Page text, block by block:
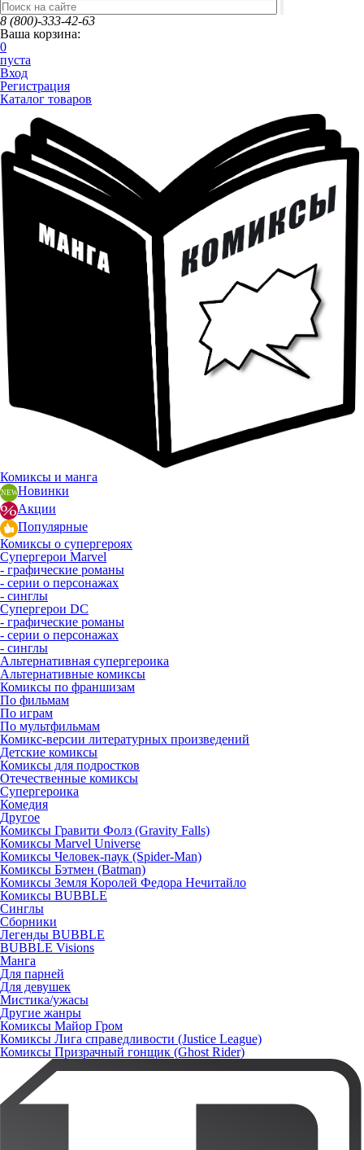
8 (800)-333-42-63
Ваша корзина:
0
пуста
Вход
Регистрация
Каталог товаров
Комиксы и манга
Новинки
Акции
Популярные
Комиксы о супергероях
Супергерои Marvel
- графические романы
- серии о персонажах
- синглы
Супергерои DC
- графические романы
- серии о персонажах
- синглы
Альтернативная супергероика
Альтернативные комиксы
Комиксы по франшизам
По фильмам
По играм
По мультфильмам
Комикс-версии литературных произведений
Детские комиксы
Комиксы для подростков
Отечественные комиксы
Супергероика
Комедия
Другое
Комиксы Гравити Фолз (Gravity Falls)
Комиксы Marvel Universe
Комиксы Человек-паук (Spider-Man)
Комиксы Бэтмен (Batman)
Комиксы Земля Королей Федора Нечитайло
Комиксы BUBBLE
Синглы
Сборники
Легенды BUBBLE
BUBBLE Visions
Манга
Для парней
Для девушек
Мистика/ужасы
Другие жанры
Комиксы Майор Гром
Комиксы Лига справедливости (Justice League)
Комиксы Призрачный гонщик (Ghost Rider)